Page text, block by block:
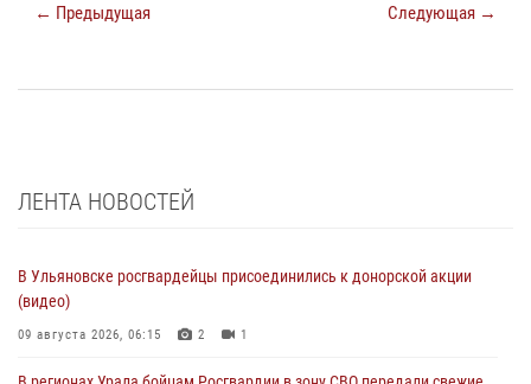
← Предыдущая Следующая →
ЛЕНТА НОВОСТЕЙ
В Ульяновске росгвардейцы присоединились к донорской акции
(видео)
09 августа 2026, 06:15 2 1